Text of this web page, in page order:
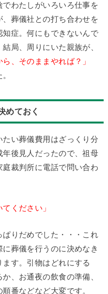
わたしがいろいろ仕事を
葬儀社との打ち合わせを
症。何にもできないんで
局、周りにいた親族が、
ら、そのままやれば？」
めておく
たい葬儀費用はざっくり分
後見人だったので、祖母
裁判所に電話で問い合わ
ください」
りだめでした・・・これ
葬儀を行うのに決めなき
す。引物はどれにする
、お通夜の飲食の準備、
番などなど大変です。